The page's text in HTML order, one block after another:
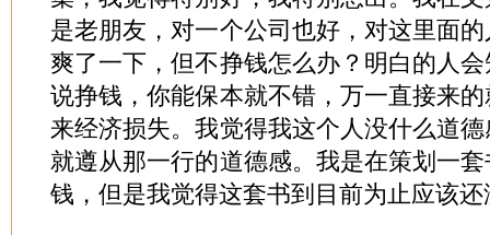
是老朋友，对一个公司也好，对这里面
爽了一下，但不挣钱怎么办？明白的人
说挣钱，你能保本就不错，万一直接来
来经济损失。我觉得我这个人没什么道
就遵从那一行的道德感。我是在策划一
钱，但是我觉得这套书到目前为止应该